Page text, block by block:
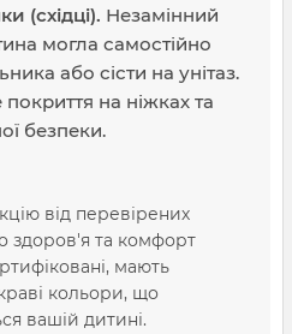
(східці). Незамінний
могла самостійно
або сісти на унітаз.
на ніжках та
безпеки.
від перевірених
здоров'я та комфорт
мають
кольори, що
вашій дитині.